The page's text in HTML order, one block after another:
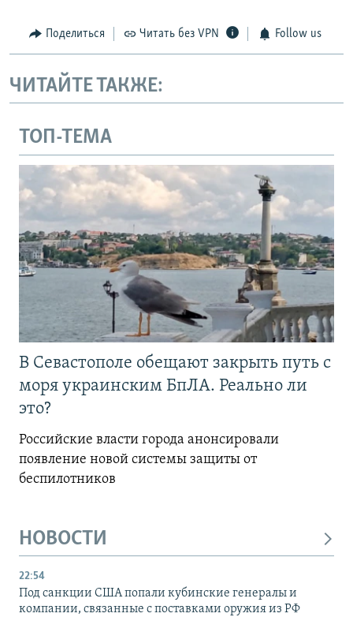
Поделиться Читать без VPN Follow us
ЧИТАЙТЕ ТАКЖЕ:
ТОП-ТЕМА
В Севастополе обещают закрыть путь с
моря украинским БпЛА. Реально ли
это?
Российские власти города анонсировали
появление новой системы защиты от
беспилотников
НОВОСТИ
22:54
Под санкции США попали кубинские генералы и
компании, связанные с поставками оружия из РФ